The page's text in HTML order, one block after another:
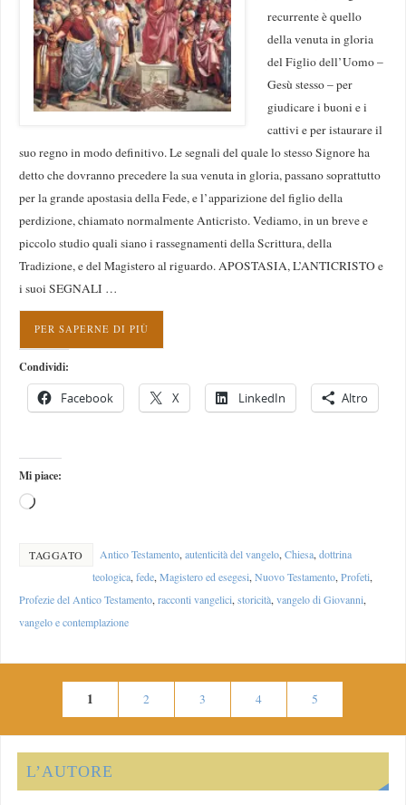
recurrente è quello
della venuta in gloria
del Figlio dell’Uomo –
Gesù stesso – per
giudicare i buoni e i
cattivi e per istaurare il
suo regno in modo definitivo. Le segnali del quale lo stesso Signore ha
detto che dovranno precedere la sua venuta in gloria, passano soprattutto
per la grande apostasia della Fede, e l’apparizione del figlio della
perdizione, chiamato normalmente Anticristo. Vediamo, in un breve e
piccolo studio quali siano i rassegnamenti della Scrittura, della
Tradizione, e del Magistero al riguardo. APOSTASIA, L’ANTICRISTO e
i suoi SEGNALI …
PER SAPERNE DI PIÙ
Condividi:
Facebook X LinkedIn Altro
Mi piace:
TAGGATO Antico Testamento, autenticità del vangelo, Chiesa, dottrina
teologica, fede, Magistero ed esegesi, Nuovo Testamento, Profeti,
Profezie del Antico Testamento,racconti vangelici,storicità,vangelo di Giovanni,
vangelo e contemplazione
1 2 3 4 5
L’AUTORE